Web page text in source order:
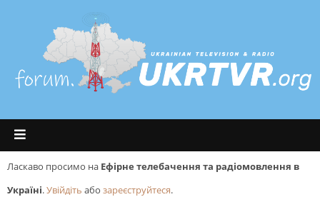
Ласкаво просимо на Ефірне телебачення та радіомовлення в
Україні.Увійдіть або зареєструйтеся.